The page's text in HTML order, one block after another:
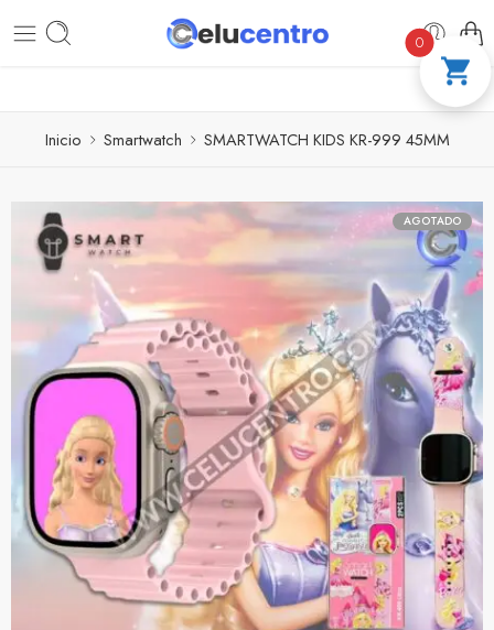
PAGA A CUOTAS CON ADDI COMPRA 100
Inicio Smartwatch SMARTWATCH KIDS KR-999 45MM
AGOTADO
0